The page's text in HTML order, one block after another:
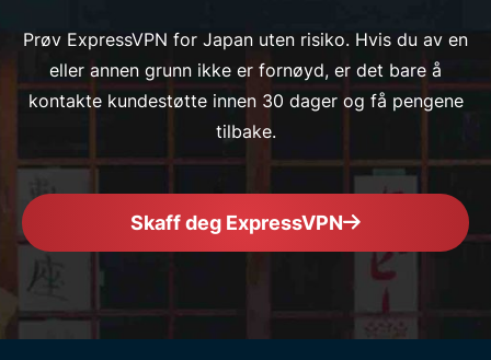
Prøv ExpressVPN for Japan uten risiko. Hvis du av en
eller annen grunn ikke er fornøyd, er det bare å
kontakte kundestøtte innen 30 dager og få pengene
tilbake.
Skaff deg ExpressVPN